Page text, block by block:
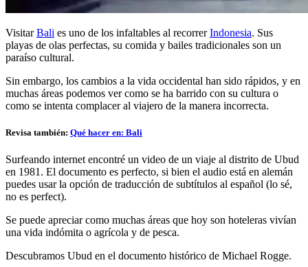
VisitarBali es uno de los infaltables al recorrerIndonesia. Sus
playas de olas perfectas, su comida y bailes tradicionales son un
paraíso cultural.
Sin embargo, los cambios a la vida occidental han sido rápidos, y en
muchas áreas podemos ver como se ha barrido con su cultura o
como se intenta complacer al viajero de la manera incorrecta.
Revisa también: Qué hacer en: Bali
Surfeando internet encontré un video de un viaje al distrito de Ubud
en 1981. El documento es perfecto, si bien el audio está en alemán
puedes usar la opción de traducción de subtítulos al español (lo sé,
no es perfect).
Se puede apreciar como muchas áreas que hoy son hoteleras vivían
una vida indómita o agrícola y de pesca.
Descubramos Ubud en el documento histórico de Michael Rogge.